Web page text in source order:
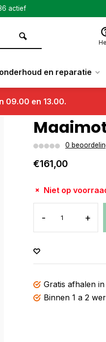
actief
en reparatie
09.00 en 13.00.
0
€161,00
Niet op
- +
Gratis afhalen
Binnen 1 a 2